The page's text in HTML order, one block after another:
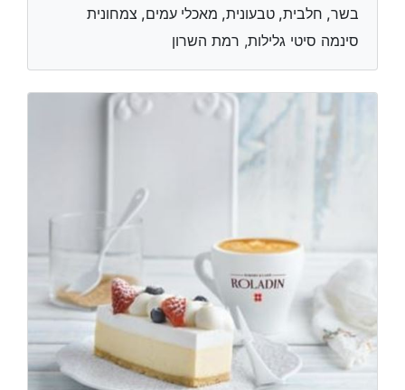
בשר, חלבית, טבעונית, מאכלי עמים, צמחונית
סינמה סיטי גלילות, רמת השרון